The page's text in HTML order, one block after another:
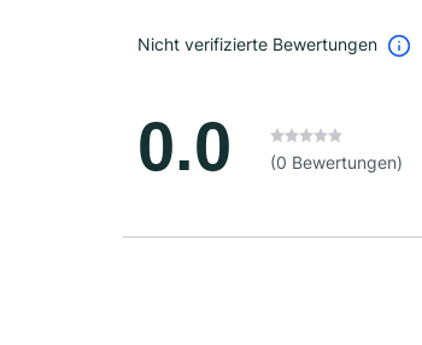
Nicht verifizierte Bewertungen
0.0 (0 Bewertungen)